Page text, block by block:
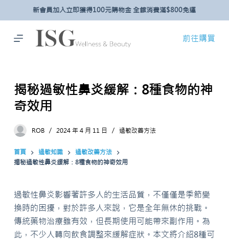
主
新會員加入立即獲得100元購物金 全館消費滿$800免運
前往購買
揭秘過敏性鼻炎緩解：8種食物的神
奇效用
ROB 2024 年 4 月 11 日 過敏改善方法
首頁 過敏知識
過敏改善方法
揭秘過敏性鼻炎緩解：8種食物的神奇效用
過敏性鼻炎影響著許多人的生活品質，不僅僅是季節變
換時的困擾，對於許多人來說，它是全年無休的挑戰。
傳統藥物治療雖有效，但長期使用可能帶來副作用。為
此，不少人轉向飲食調整來緩解症狀。本文將介紹8種可